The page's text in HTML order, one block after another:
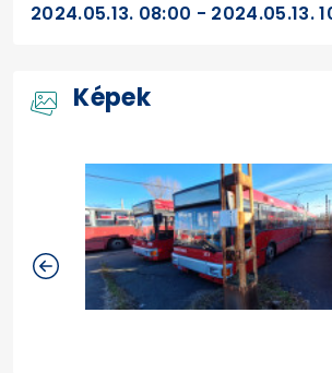
2024.05.13. 08:00 - 2024.05.13.
Képek